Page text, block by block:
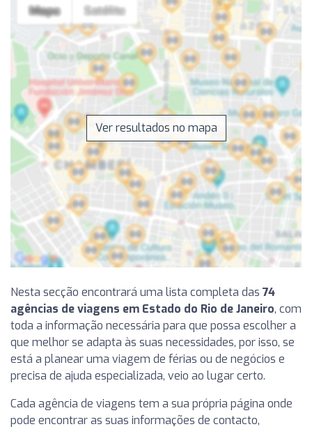
Ver resultados no mapa
Nesta secção encontrará uma lista completa das 74
agências de viagens em Estado do Rio de Janeiro, com
toda a informação necessária para que possa escolher a
que melhor se adapta às suas necessidades, por isso, se
está a planear uma viagem de férias ou de negócios e
precisa de ajuda especializada, veio ao lugar certo.
Cada agência de viagens tem a sua própria página onde
pode encontrar as suas informações de contacto,